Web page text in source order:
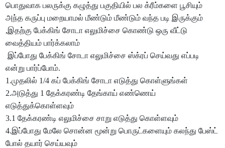
பொதுவாக பலருக்கு கழுத்து பகுதியில் பல க்ரீம்களை பூசியும்
அந்த கருப்பு மறையாமல் மீண்டும் மீண்டும் வந்த படி இருக்கும்
,இதற்கு பேக்கிங் சோடா எலுமிச்சை கொண்டு ஒரு வீட்டு
வைத்தியம் பார்க்கலாம்
இப்போது பேக்கிங் சோடா எலுமிச்சை ஸ்க்ரப் செய்வது எப்படி
என்று பார்ப்போம்.
1.முதலில் 1/4 கப் பேக்கிங் சோடா எடுத்து கொள்ளுங்கள்
2.அடுத்து 1 தேக்கரண்டி தேங்காய் எண்ணெய்
எடுத்துக்கொள்ளவும்
3.1 தேக்கரண்டி எலுமிச்சை சாறு எடுத்து கொள்ளவும்
4.இப்போது மேலே சொன்ன மூன்று பொருட்களையும் கலந்து பேஸ்ட்
போல் தயார் செய்யவும்